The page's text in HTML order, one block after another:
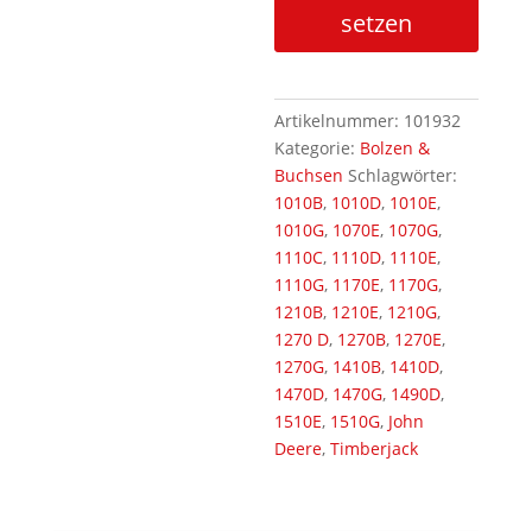
setzen
Artikelnummer: 101932
Kategorie: Bolzen &
Buchsen Schlagwörter:
1010B, 1010D, 1010E,
1010G, 1070E, 1070G,
1110C, 1110D, 1110E,
1110G, 1170E, 1170G,
1210B, 1210E, 1210G,
1270 D, 1270B, 1270E,
1270G, 1410B, 1410D,
1470D, 1470G, 1490D,
1510E, 1510G, John
Deere,Timberjack